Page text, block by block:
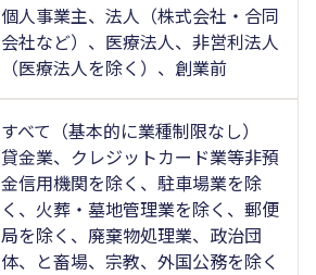
個人事業主、法人（株式会社・合同
会社など）、医療法人、非営利法人
（医療法人を除く）、創業前
すべて（基本的に業種制限なし）
貸金業、クレジットカード業等非預
金信用機関を除く、駐車場業を除
く、火葬・墓地管理業を除く、郵便
局を除く、廃棄物処理業、政治団
体、と畜場、宗教、外国公務を除く